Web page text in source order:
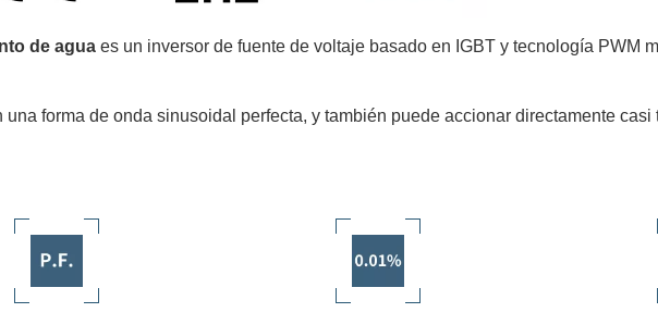
de agua es un inversor de fuente de voltaje basado en IGBT y tecnología PWM
forma de onda sinusoidal perfecta, y también puede accionar directamente casi